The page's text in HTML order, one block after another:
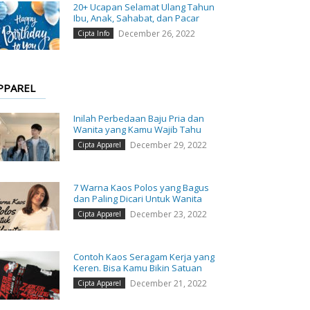
20+ Ucapan Selamat Ulang Tahun
Ibu, Anak, Sahabat, dan Pacar
Cipta Info December 26, 2022
Inilah Perbedaan Baju Pria dan
Wanita yang Kamu Wajib Tahu
Cipta Apparel December 29, 2022
7 Warna Kaos Polos yang Bagus
dan Paling Dicari Untuk Wanita
Cipta Apparel December 23, 2022
Contoh Kaos Seragam Kerja yang
Keren. Bisa Kamu Bikin Satuan
Cipta Apparel December 21, 2022